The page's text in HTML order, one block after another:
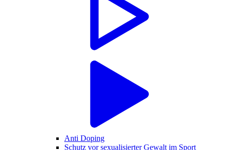
Anti Doping
Schutz vor sexualisierter Gewalt im Sport